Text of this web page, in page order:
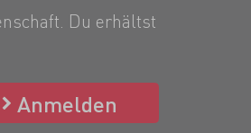
Du erhältst
Anmelden